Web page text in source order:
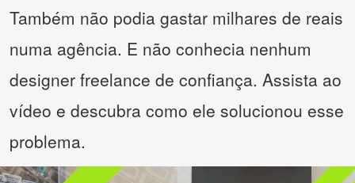
Também não podia gastar milhares de reais
numa agência. E não conhecia nenhum
designer freelance de confiança. Assista ao
vídeo e descubra como ele solucionou esse
problema.